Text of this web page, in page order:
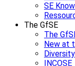
SE
The GfSE
The
New at
INCOSE